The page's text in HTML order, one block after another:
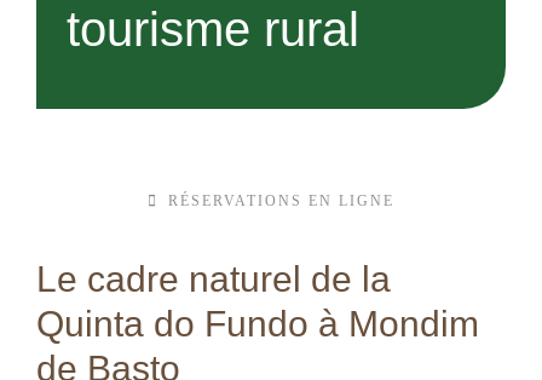
tourisme rural
RÉSERVATIONS EN LIGNE
Le cadre naturel de la
Quinta do Fundo à Mondim
de Basto